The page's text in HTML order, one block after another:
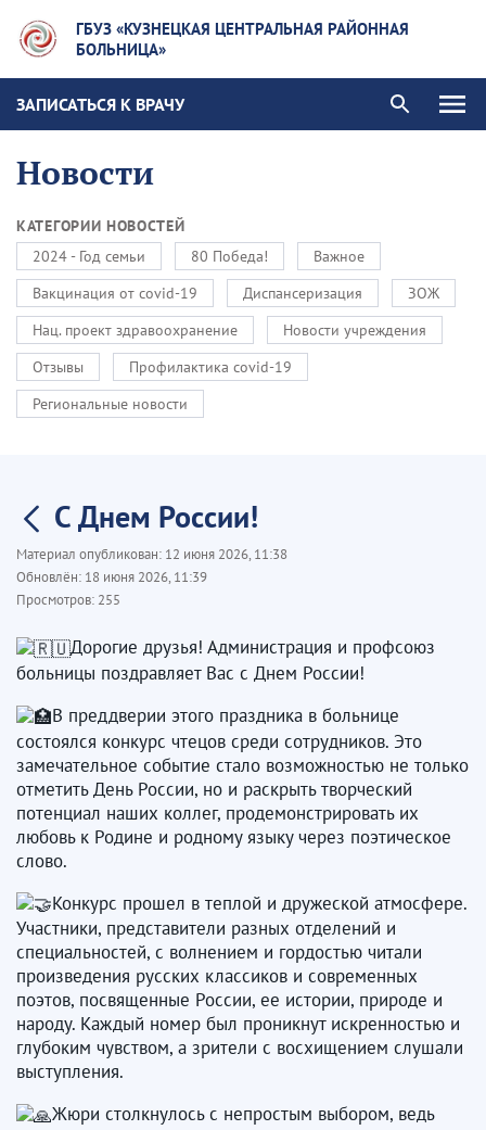
ГБУЗ «КУЗНЕЦКАЯ ЦЕНТРАЛЬНАЯ РАЙОННАЯ
БОЛЬНИЦА»
ЗАПИСАТЬСЯ К ВРАЧУ
Новости
КАТЕГОРИИ НОВОСТЕЙ
2024 - Год семьи
80 Победа!
Важное
Вакцинация от covid-19
Диспансеризация
ЗОЖ
Нац. проект здравоохранение
Новости учреждения
Отзывы
Профилактика covid-19
Региональные новости
С Днем России!
Материал опубликован: 12 июня 2026, 11:38
Обновлён: 18 июня 2026, 11:39
Просмотров: 255
Дорогие друзья! Администрация и профсоюз
больницы поздравляет Вас с Днем России!
В преддверии этого праздника в больнице
состоялся конкурс чтецов среди сотрудников. Это
замечательное событие стало возможностью не только
отметить День России, но и раскрыть творческий
потенциал наших коллег, продемонстрировать их
любовь к Родине и родному языку через поэтическое
слово.
Конкурс прошел в теплой и дружеской атмосфере.
Участники, представители разных отделений и
специальностей, с волнением и гордостью читали
произведения русских классиков и современных
поэтов, посвященные России, ее истории, природе и
народу. Каждый номер был проникнут искренностью и
глубоким чувством, а зрители с восхищением слушали
выступления.
Жюри столкнулось с непростым выбором, ведь